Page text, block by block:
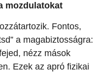
mozdulatokat
Fontos,
a magabiztosságra:
nézz mások
Ezek az apró fizikai